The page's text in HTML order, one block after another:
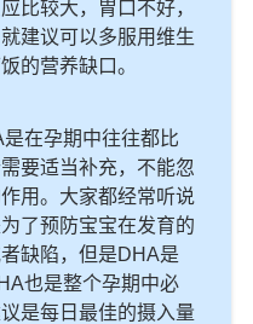
比较大，胃口不好，
建议可以多服用维生
的营养缺口。
在孕期中往往都比
要适当补充，不能忽
用。大家都经常听说
了预防宝宝在发育的
缺陷，但是DHA是
也是整个孕期中必
是每日最佳的摄入量